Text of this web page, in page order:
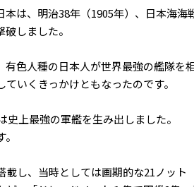
は、明治38年（1905年）、日本海海
しました。
色人種の日本人が世界最強の艦隊を
いくきっかけともなったのです。
上最強の軍艦を生み出しました。
し、当時としては画期的な21ノット